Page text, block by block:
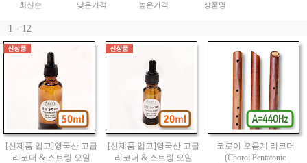
최신순 낮은가격 높은가격 상품명
1 - 12
[신제품 입고]영국산 고급
리코더 & 스트링 오일
[신제품 입고]영국산 고급
리코더 & 스트링 오일
코로이 오음계 리코더
(Choroi Pentatonic